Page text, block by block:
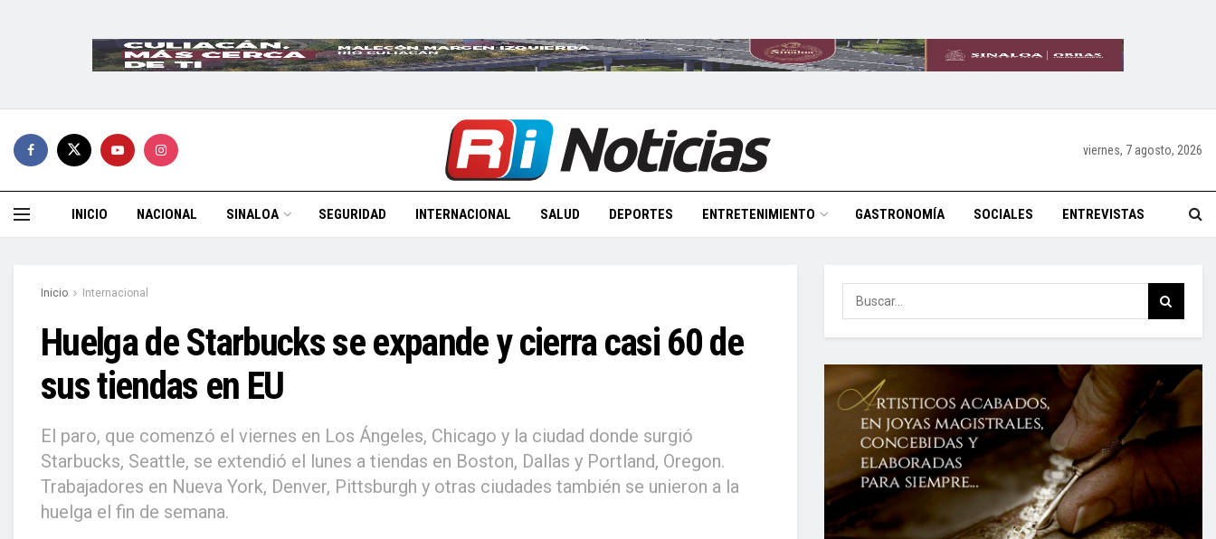
viernes, 7 agosto, 2026
INICIO NACIONAL SINALOA SEGURIDAD INTERNACIONAL SALUD DEPORTES ENTRETENIMIENTO GASTRONOMÍA SOCIALES ENTREVISTAS
Inicio Internacional
Huelga de Starbucks se expande y cierra casi 60 de
sus tiendas en EU
El paro, que comenzó el viernes en Los Ángeles, Chicago y la ciudad donde surgió
Starbucks, Seattle, se extendió el lunes a tiendas en Boston, Dallas y Portland, Oregon.
Trabajadores en Nueva York, Denver, Pittsburgh y otras ciudades también se unieron a la
huelga el fin de semana.